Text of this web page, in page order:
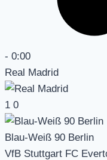
- 0:00
Real Madrid
1 0
Blau-Weiß 90 Berlin
VfB Stuttgart FC